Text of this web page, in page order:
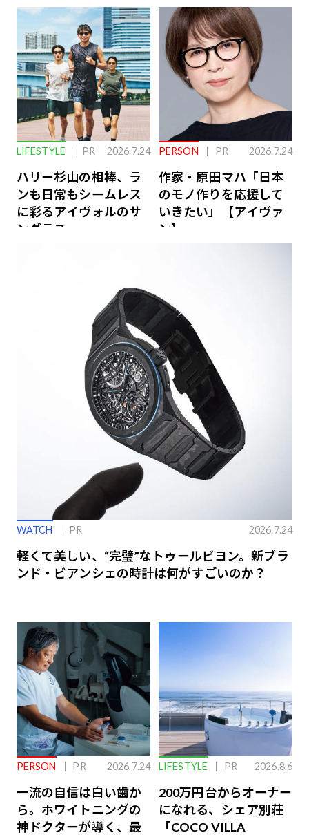
下を救う、脳のインナ
ーケアとは
LIFESTYLE PR 2026.7.24
ハリー杉山の相棒、ラ
ンも日常もシームレス
に彩るアイヴォルのサ
ングラス
PERSON PR 2026.7.24
作家・原田マハ「日本
のモノ作りを応援して
いきたい」【アイヴァ
ン】
WATCH PR 2026.7.24
軽くて美しい、“完璧”なトゥールビヨン。新ブラ
ンド・ビアンシェの時計は何がすごいのか？
PERSON PR 2026.7.24
一流の自信は白い歯か
ら。ホワイトニングの
神ドクターが導く、最
LIFESTYLE PR 2026.8.6
200万円台からオーナー
になれる、シェア別荘
「COCO VILLA